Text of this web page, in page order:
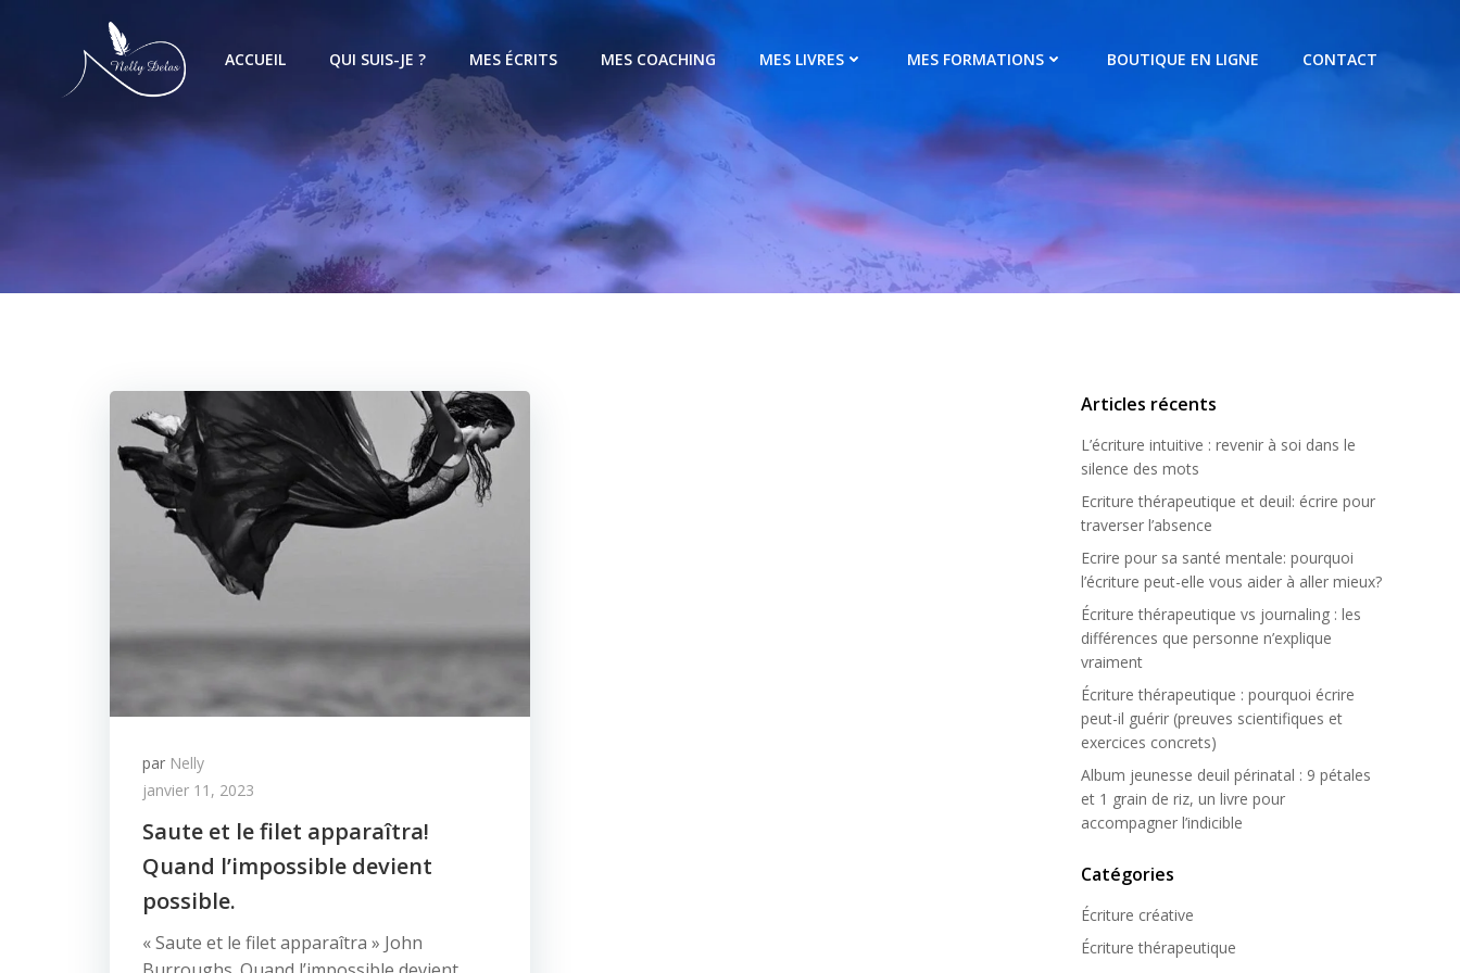
ACCUEIL QUI SUIS-JE ? MES ÉCRITS MES COACHING MES LIVRES MES FORMATIONS BOUTIQUE EN LIGNE CONTACT
par Nelly
janvier 11, 2023
Saute et le filet apparaîtra!
Quand l’impossible devient
possible.
« Saute et le filet apparaîtra » John
Articles récents
L’écriture intuitive : revenir à soi dans le
silence des mots
Ecriture thérapeutique et deuil: écrire pour
traverser l’absence
Ecrire pour sa santé mentale: pourquoi
l’écriture peut-elle vous aider à aller mieux?
Écriture thérapeutique vs journaling : les
différences que personne n’explique
vraiment
Écriture thérapeutique : pourquoi écrire
peut-il guérir (preuves scientifiques et
exercices concrets)
Album jeunesse deuil périnatal : 9 pétales
et 1 grain de riz, un livre pour
accompagner l’indicible
Catégories
Écriture créative
Écriture thérapeutique